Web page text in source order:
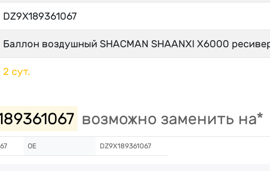
DZ9X189361067
Баллон воздушный SHACMAN SHAANXI X6000
2 сут.
возможно заменить на*
OE DZ9X189361067